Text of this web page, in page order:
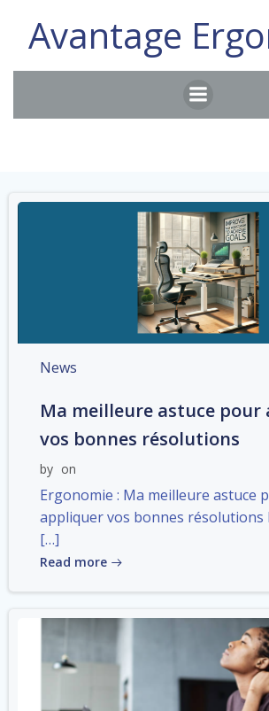
au
contenu
Avantage
News
Ma meilleure astuce
vos bonnes résolutions
by on
Ergonomie : Ma meilleure astuce
appliquer vos bonnes résolutions
[…]
Read more